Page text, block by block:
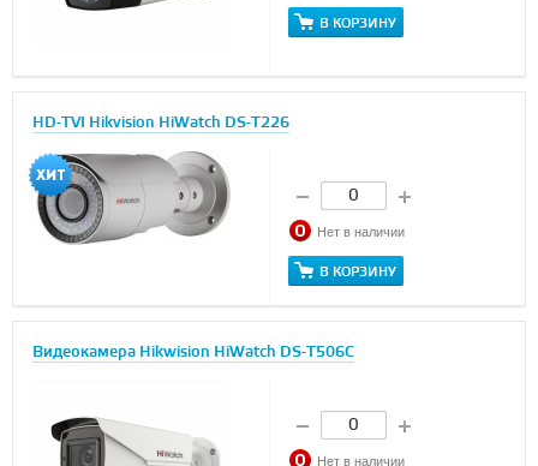
В КОРЗИНУ
HD-TVI Hikvision HiWatch DS-T226
Нет в наличии
В КОРЗИНУ
Видеокамера Hikwision HiWatch DS-T506C
Нет в наличии